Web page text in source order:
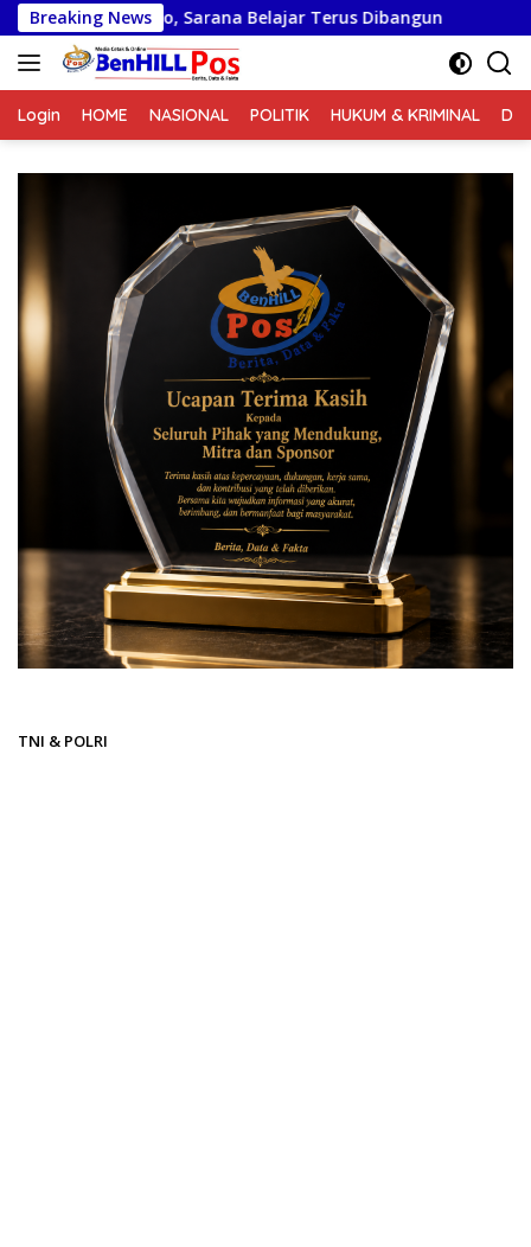
Langsung
ke
konten
Breaking News
Belajar Terus Dibangun Pembangunan RTLH
Login HOME NASIONAL POLITIK HUKUM & KRIMINAL
TNI & POLRI